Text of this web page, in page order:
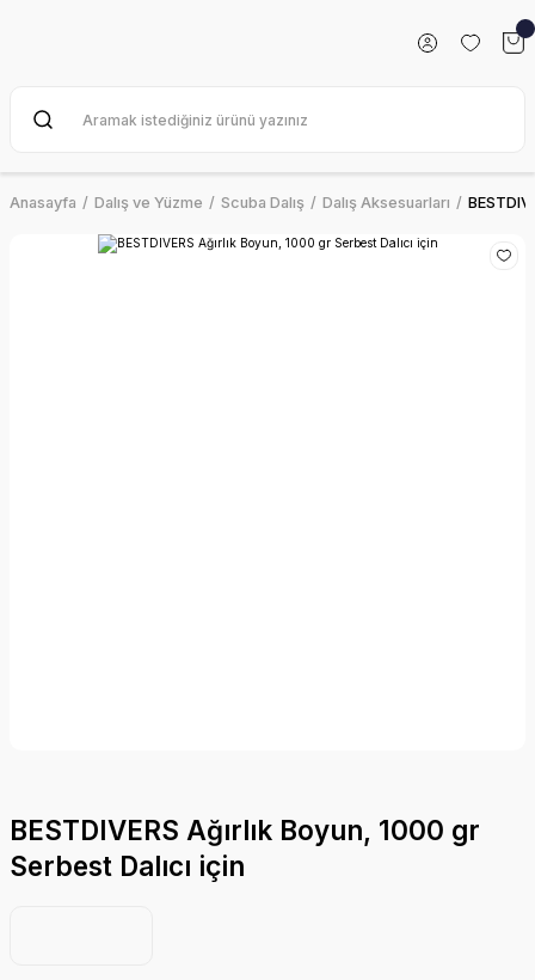
Anasayfa Dalış ve Yüzme Scuba Dalış Dalış Aksesuarları
BESTDIVERS Ağırlık Boyun, 1000 gr
Serbest Dalıcı için